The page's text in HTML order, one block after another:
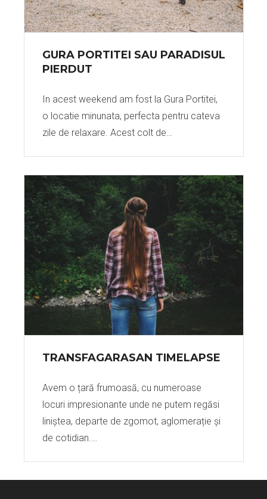
GURA PORTITEI SAU PARADISUL
PIERDUT
In acest weekend am fost la Gura Portitei,
o locatie minunata, perfecta pentru cateva
zile de relaxare. Acest colt de…
TRANSFAGARASAN TIMELAPSE
Avem o țară frumoasă, cu numeroase
locuri impresionante unde ne putem regăsi
liniștea, departe de zgomot, aglomerație și
de cotidian.…